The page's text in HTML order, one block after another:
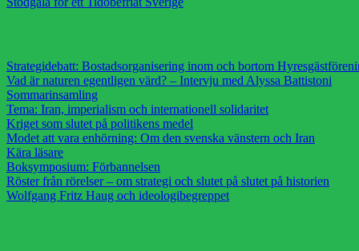
Strategidebatt: Bostadsorganisering inom och bortom
Vad är naturen egentligen värd? – Intervju med Alyssa Battistoni
Sommarinsamling
Tema: Iran, imperialism och internationell solidaritet
Kriget som slutet på politikens medel
Modet att vara enhörning: Om den svenska vänstern och Iran
Kära läsare
Boksymposium: Förbannelsen
Röster från rörelser – om strategi och slutet på slutet på historien
Wolfgang Fritz Haug och ideologibegreppet